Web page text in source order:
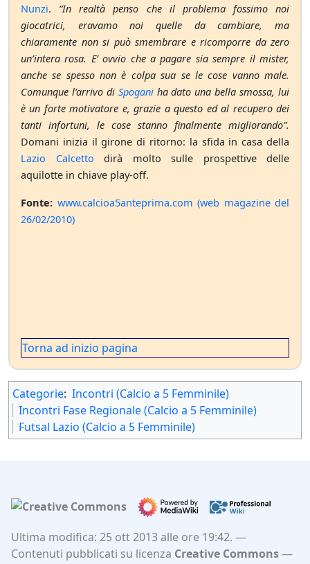
Nunzi. “In realtà penso che il problema fossimo noi
giocatrici, eravamo noi quelle da cambiare, ma
chiaramente non si può smembrare e ricomporre da zero
un’intera rosa. E’ ovvio che a pagare sia sempre il mister,
anche se spesso non è colpa sua se le cose vanno male.
Comunque l’arrivo di Spoganiha dato una bella smossa, lui
è un forte motivatore e, grazie a questo ed al recupero dei
tanti infortuni, le cose stanno finalmente migliorando”.
Domani inizia il girone di ritorno: la sfida in casa della
Lazio Calcetto dirà molto sulle prospettive delle
aquilotte in chiave play-off.
Fonte: www.calcioa5anteprima.com (web magazine del
26/02/2010)
Torna ad inizio pagina
Categorie: Incontri (Calcio a 5 Femminile)
Incontri Fase Regionale (Calcio a 5 Femminile)
Futsal Lazio (Calcio a 5 Femminile)
Ultima modifica: 25 ott 2013 alle ore 19:42.
Contenuti pubblicati su licenza Creative Commons